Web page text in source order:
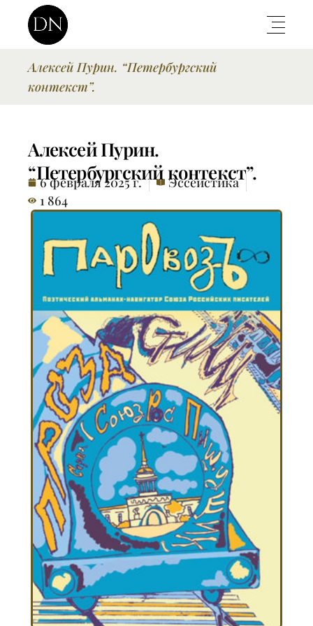
Алексей Пурин. “Петербургский
контекст”.
Алексей Пурин.
“Петербургский контекст”.
6 февраля 2025 г.
Эссеистика
1 864